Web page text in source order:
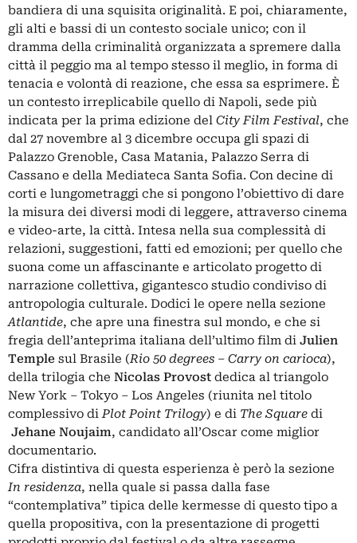
bandiera di una squisita originalità. E poi, chiaramente,
gli alti e bassi di un contesto sociale unico; con il
dramma della criminalità organizzata a spremere dalla
città il peggio ma al tempo stesso il meglio, in forma di
tenacia e volontà di reazione, che essa sa esprimere. È
un contesto irreplicabile quello di Napoli, sede più
indicata per la prima edizione del City Film Festival, che
dal 27 novembre al 3 dicembre occupa gli spazi di
Palazzo Grenoble, Casa Matania, Palazzo Serra di
Cassano e della Mediateca Santa Sofia. Con decine di
corti e lungometraggi che si pongono l’obiettivo di dare
la misura dei diversi modi di leggere, attraverso cinema
e video-arte, la città. Intesa nella sua complessità di
relazioni, suggestioni, fatti ed emozioni; per quello che
suona come un affascinante e articolato progetto di
narrazione collettiva, gigantesco studio condiviso di
antropologia culturale. Dodici le opere nella sezione
Atlantide, che apre una finestra sul mondo, e che si
fregia dell’anteprima italiana dell’ultimo film di Julien
Temple sul Brasile (Rio 50 degrees – Carry on carioca),
della trilogia che Nicolas Provost dedica al triangolo
New York – Tokyo – Los Angeles (riunita nel titolo
complessivo diPlot Point Trilogy) e di The Square di
Jehane Noujaim, candidato all’Oscar come miglior
documentario.
Cifra distintiva di questa esperienza è però la sezione
In residenza, nella quale si passa dalla fase
“contemplativa” tipica delle kermesse di questo tipo a
quella propositiva, con la presentazione di progetti